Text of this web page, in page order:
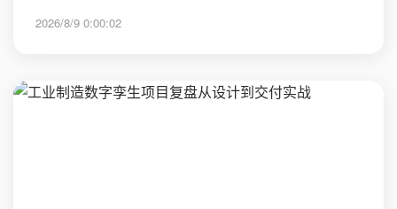
2026/8/9 0:00:02